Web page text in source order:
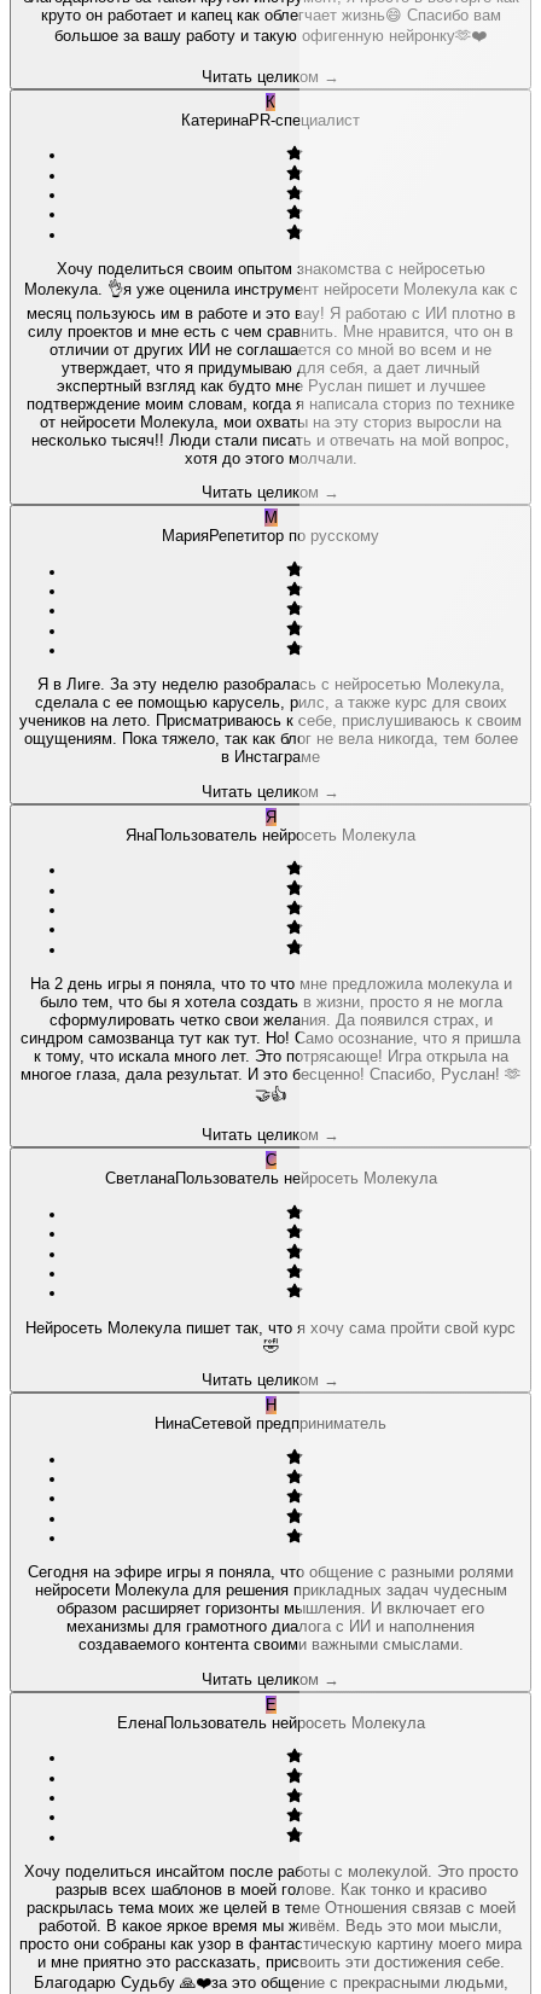
круто он работает и капец как облегчает жизнь😄 Спасибо вам
большое за вашу работу и такую офигенную нейронку🫶❤️
Читать целиком →
К
КатеринаPR-специалист
Хочу поделиться своим опытом знакомства с нейросетью
Молекула. 👌я уже оценила инструмент нейросети Молекула как с
месяц пользуюсь им в работе и это вау! Я работаю с ИИ плотно в
силу проектов и мне есть с чем сравнить. Мне нравится, что он в
отличии от других ИИ не соглашается со мной во всем и не
утверждает, что я придумываю для себя, а дает личный
экспертный взгляд как будто мне Руслан пишет и лучшее
подтверждение моим словам, когда я написала сториз по технике
от нейросети Молекула, мои охваты на эту сториз выросли на
несколько тысяч!! Люди стали писать и отвечать на мой вопрос,
хотя до этого молчали.
Читать целиком →
М
МарияРепетитор по русскому
Я в Лиге. За эту неделю разобралась с нейросетью Молекула,
сделала с ее помощью карусель, рилс, а также курс для своих
учеников на лето. Присматриваюсь к себе, прислушиваюсь к своим
ощущениям. Пока тяжело, так как блог не вела никогда, тем более
в Инстаграме
Читать целиком →
Я
ЯнаПользователь нейросеть Молекула
На 2 день игры я поняла, что то что мне предложила молекула и
было тем, что бы я хотела создать в жизни, просто я не могла
сформулировать четко свои желания. Да появился страх, и
синдром самозванца тут как тут. Но! Само осознание, что я пришла
к тому, что искала много лет. Это потрясающе! Игра открыла на
многое глаза, дала результат. И это бесценно! Спасибо, Руслан! 🫶
🤝👍
Читать целиком →
С
СветланаПользователь нейросеть Молекула
Нейросеть Молекула пишет так, что я хочу сама пройти свой курс
🤣
Читать целиком →
Н
НинаСетевой предприниматель
Сегодня на эфире игры я поняла, что общение с разными ролями
нейросети Молекула для решения прикладных задач чудесным
образом расширяет горизонты мышления. И включает его
механизмы для грамотного диалога с ИИ и наполнения
создаваемого контента своими важными смыслами.
Читать целиком →
Е
ЕленаПользователь нейросеть Молекула
Хочу поделиться инсайтом после работы с молекулой. Это просто
разрыв всех шаблонов в моей голове. Как тонко и красиво
раскрылась тема моих же целей в теме Отношения связав с моей
работой. В какое яркое время мы живём. Ведь это мои мысли,
просто они собраны как узор в фантастическую картину моего мира
и мне приятно это рассказать, присвоить эти достижения себе.
Благодарю Судьбу 🙏❤️за это общение с прекрасными людьми,